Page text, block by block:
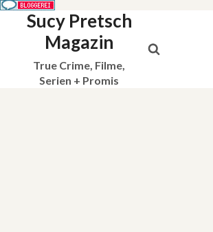
Sucy Pretsch
Magazin
True Crime, Filme,
Serien + Promis